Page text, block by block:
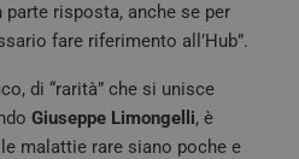
risposta, anche se per
fare riferimento all’Hub”.
di “rarità” che si unisce
Giuseppe Limongelli, è
malattie rare siano poche e